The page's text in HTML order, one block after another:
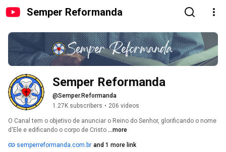
Semper Reformanda
Semper Reformanda
@Semper.Reformanda
1.27K subscribers • 206 videos
O Canal tem o objetivo de anunciar o Reino do Senhor, glorificando o nome
d'Ele e edificando o corpo de Cristo ...more
semperreformanda.com.br and 1 more link